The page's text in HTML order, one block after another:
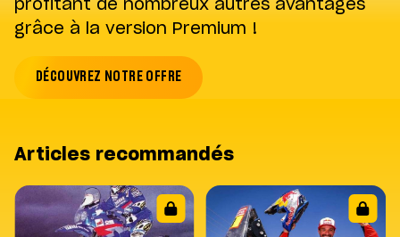
profitant de nombreux autres avantages
grâce à la version Premium !
DÉCOUVREZ NOTRE OFFRE
Articles recommandés